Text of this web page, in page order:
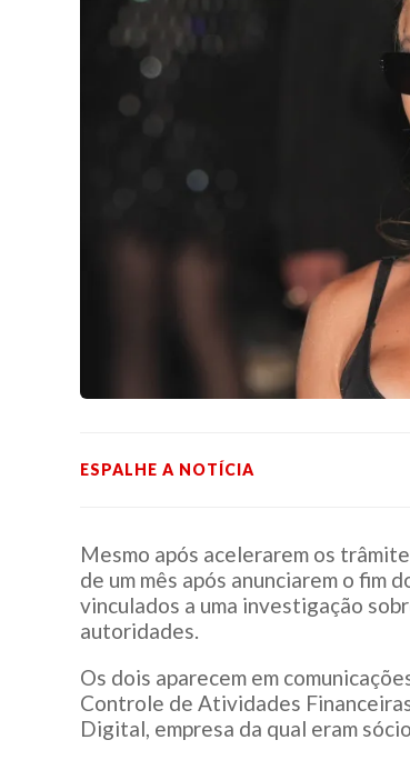
ESPALHE A NOTÍCIA
Mesmo após acelerarem os
de um mês após anunciarem o fim
vinculados a uma investigação
autoridades.
Os dois aparecem em
Controle de Atividades
Digital, empresa da qual eram